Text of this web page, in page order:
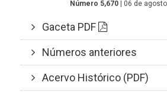
Número 5,670 | 06 de
Gaceta PDF
Números anteriores
Acervo Histórico (PDF)